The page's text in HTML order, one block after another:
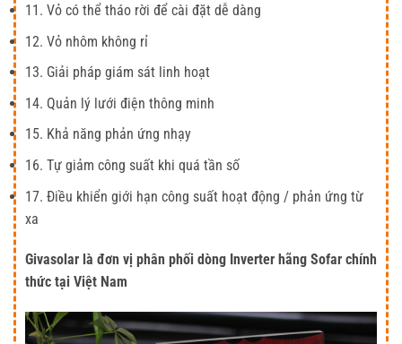
11. Vỏ có thể tháo rời để cài đặt dễ dàng
12. Vỏ nhôm không rỉ
13. Giải pháp giám sát linh hoạt
14. Quản lý lưới điện thông minh
15. Khả năng phản ứng nhạy
16. Tự giảm công suất khi quá tần số
17. Điều khiển giới hạn công suất hoạt động / phản ứng từ
xa
Givasolar là đơn vị phân phối dòng Inverter hãng Sofar chính
thức tại Việt Nam